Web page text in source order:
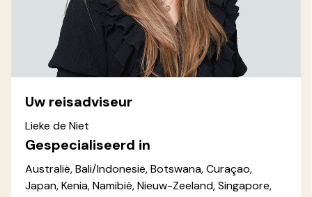
Uw reisadviseur
Lieke de Niet
Gespecialiseerd in
Australië, Bali/Indonesië, Botswana, Curaçao,
Japan, Kenia, Namibië, Nieuw-Zeeland, Singapore,